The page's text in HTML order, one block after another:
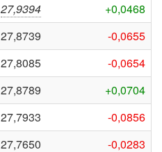
27,9394
+0,0468
27,8739
-0,0655
27,8085
-0,0654
27,8789
+0,0704
27,7933
-0,0856
27,7650
-0,0283